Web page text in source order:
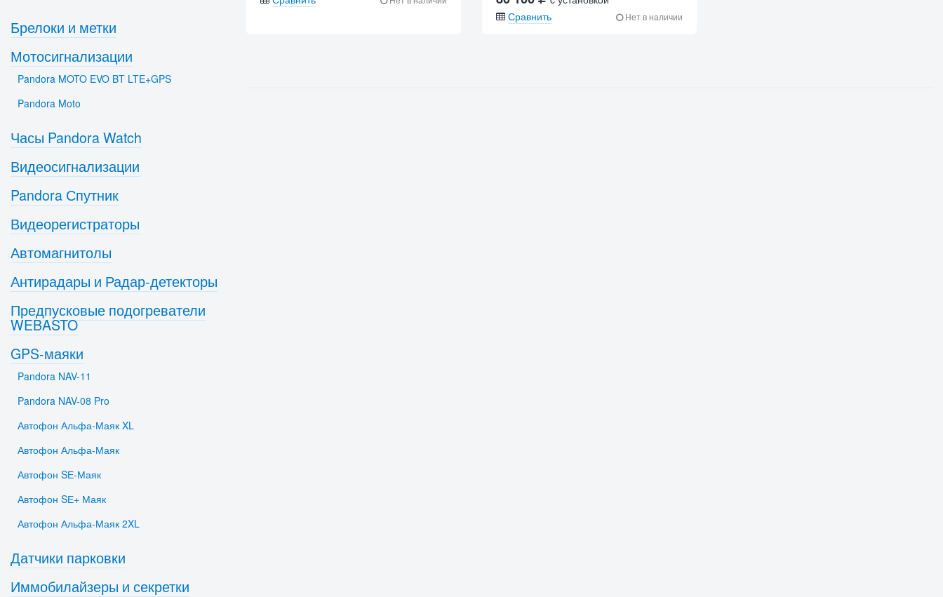
Сравнить
Нет в наличии
Брелоки и метки
Мотосигнализации
Pandora MOTO EVO BT LTE+GPS
Pandora Moto
Часы Pandora Watch
Видеосигнализации
Pandora Спутник
Видеорегистраторы
Автомагнитолы
Антирадары и Радар-детекторы
Предпусковые подогреватели
WEBASTO
GPS-маяки
Pandora NAV-11
Pandora NAV-08 Pro
Автофон Альфа-Маяк XL
Автофон Альфа-Маяк
Автофон SЕ-Маяк
Автофон SЕ+ Маяк
Автофон Альфа-Маяк 2XL
Датчики парковки
Иммобилайзеры и секретки